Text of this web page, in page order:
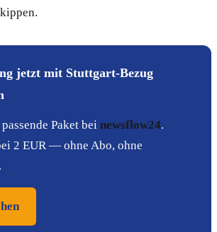
jetzt mit Stuttgart-Bezug
Paket bei newsflow24.
2 EUR — ohne Abo, ohne